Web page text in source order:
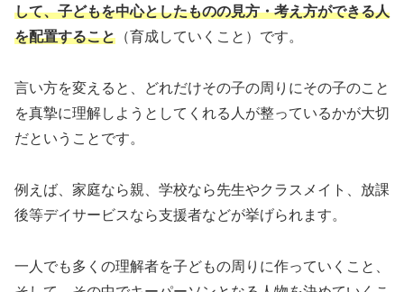
して、子どもを中心としたものの見方・考え方ができる人
を配置すること （育成していくこと）です。
言い方を変えると、どれだけその子の周りにその子のこと
を真摯に理解しようとしてくれる人が整っているかが大切
だということです。
例えば、家庭なら親、学校なら先生やクラスメイト、放課
後等デイサービスなら支援者などが挙げられます。
一人でも多くの理解者を子どもの周りに作っていくこと、